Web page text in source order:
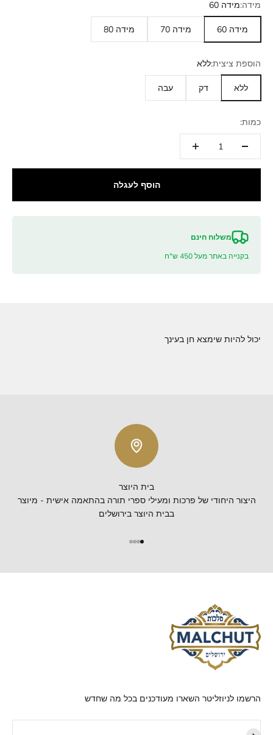
מידה:מידה 60
מידה 60 מידה 70 מידה 80
הוספת ציצית:ללא
ללא דק עבה
כמות:
הוסף לעגלה
משלוח חינם
בקנייה באתר מעל 450 ש"ח
יכול להיות שימצא חן בעינך
בית היוצר
היצור היחודי של פרכות ומעילי ספרי תורה בהתאמה אישית - מיוצר
בבית היוצר בירושלים
הרשמו לניוזליטר השארו מעודכנים בכל מה שחדש